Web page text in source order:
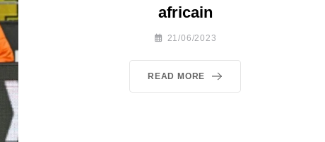
africain
21/06/2023
READ MORE